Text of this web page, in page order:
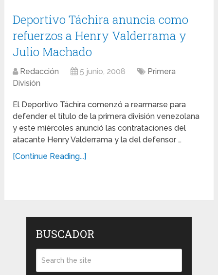
Deportivo Táchira anuncia como
refuerzos a Henry Valderrama y
Julio Machado
Redacción 5 junio, 2008
Primera
División
El Deportivo Táchira comenzó a rearmarse para
defender el título de la primera división venezolana
y este miércoles anunció las contrataciones del
atacante Henry Valderrama y la del defensor …
[Continue Reading...]
BUSCADOR